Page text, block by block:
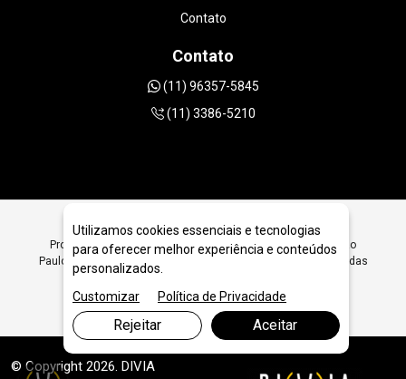
Contato
Contato
(11) 96357-5845
(11) 3386-5210
Procurando Disco Diamantado 230mm | 9 polegadas em São
Paulo SP? Encontre Aqui Disco Diamantado 230mm | 9 polegadas
© Copyright 2026. DIVIA
Utilizamos cookies essenciais e tecnologias
para oferecer melhor experiência e conteúdos
personalizados.
Customizar
Política de Privacidade
Rejeitar Aceitar